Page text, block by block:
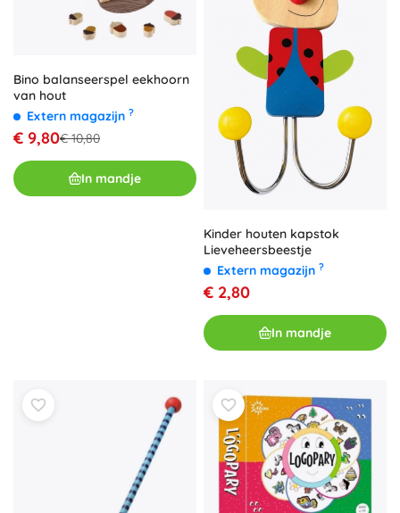
Bino balanseerspel eekhoorn
van hout
Extern magazijn ?
€ 9,80€ 10,80
In mandje
Kinder houten kapstok
Lieveheersbeestje
Extern magazijn ?
€ 2,80
In mandje